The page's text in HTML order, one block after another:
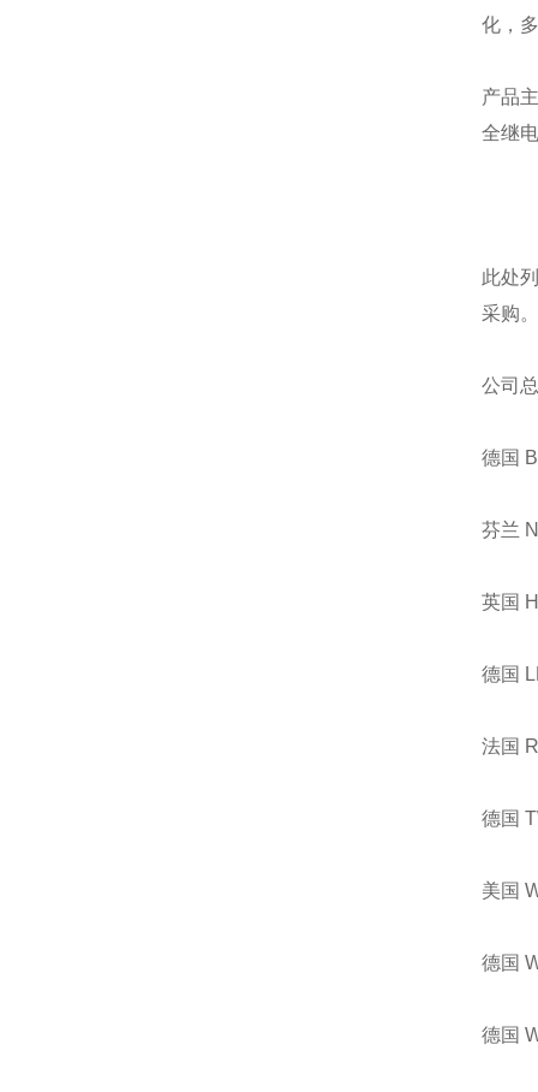
化，
产品
全继
此处
采购。
公司
德国
芬兰
英国
德国
法国
德国
美国
德国
德国